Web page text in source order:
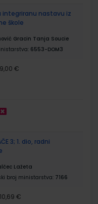
integriranu nastavu iz
škole
Gracin Tanja Soucie
6553-DOM3
9,00 €
3; 1. dio, radni
Lažeta
broj ministarstva: 7166
10,69 €